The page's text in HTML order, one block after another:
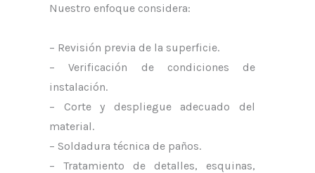
Nuestro enfoque considera:
– Revisión previa de la superficie.
– Verificación de condiciones de
instalación.
– Corte y despliegue adecuado del
material.
– Soldadura técnica de paños.
– Tratamiento de detalles, esquinas,